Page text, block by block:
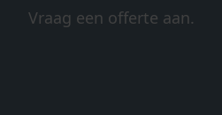
Vraag een offerte aan.